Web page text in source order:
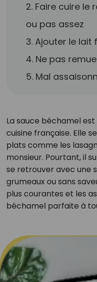
2. Faire cuire le
ou pas assez
3. Ajouter le lait
4. Ne pas
5. Mal
La sauce béchamel
cuisine française. Elle
plats comme les
monsieur. Pourtant, il
se retrouver avec une
grumeaux ou sans
plus courantes et les
béchamel parfaite à